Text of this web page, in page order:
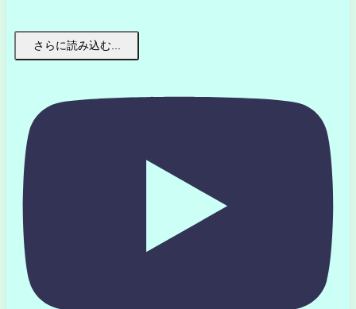
さらに読み込む...